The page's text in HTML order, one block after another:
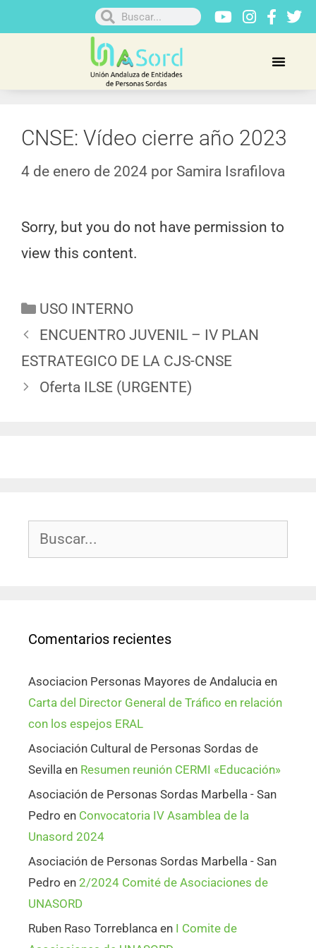
CNSE: Vídeo cierre año 2023
4 de enero de 2024 por Samira Israfilova
Sorry, but you do not have permission to
view this content.
USO INTERNO
ENCUENTRO JUVENIL – IV PLAN
ESTRATEGICO DE LA CJS-CNSE
Oferta ILSE (URGENTE)
Comentarios recientes
Asociacion Personas Mayores de Andalucia en
Carta del Director General de Tráfico en relación
con los espejos ERAL
Asociación Cultural de Personas Sordas de
Sevilla en Resumen reunión CERMI «Educación»
Asociación de Personas Sordas Marbella - San
Pedro en Convocatoria IV Asamblea de la
Unasord 2024
Asociación de Personas Sordas Marbella - San
Pedro en 2/2024 Comité de Asociaciones de
UNASORD
Ruben Raso Torreblanca en I Comite de